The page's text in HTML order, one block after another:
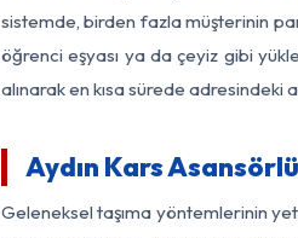
sistemde, birden fazla müşterinin
öğrenci eşyası ya da çeyiz gibi
alınarak en kısa sürede adresindeki
Aydın Kars
Geleneksel taşıma yöntemlerinin